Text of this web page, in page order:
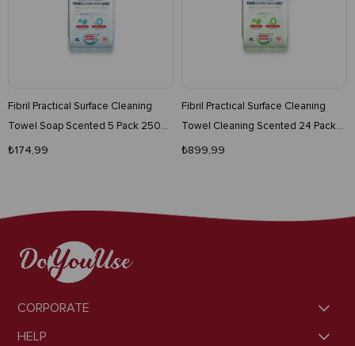
Fibril Practical Surface Cleaning
Towel Soap Scented 5 Pack 250
Pieces
₺174,99
Fibril Practical Surface Cleaning
Towel Cleaning Scented 24 Pack
1200 Pieces
₺899,99
CORPORATE
HELP